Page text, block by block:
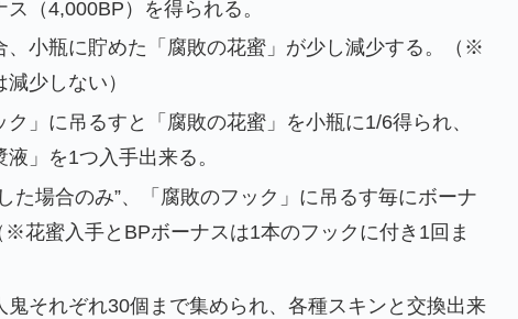
（4,000BP）を得られる。
、小瓶に貯めた「腐敗の花蜜」が少し減少する。（※
少しない）
」に吊るすと「腐敗の花蜜」を小瓶に1/6得られ、
」を1つ入手出来る。
た場合のみ”、「腐敗のフック」に吊るす毎にボーナ
花蜜入手とBPボーナスは1本のフックに付き1回ま
鬼それぞれ30個まで集められ、各種スキンと交換出来